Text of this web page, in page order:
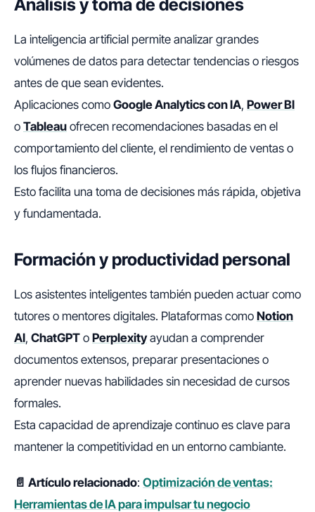
Análisis y toma de decisiones
La inteligencia artificial permite analizar grandes
volúmenes de datos para detectar tendencias o riesgos
antes de que sean evidentes.
Aplicaciones como Google Analytics con IA, Power BI
o Tableau ofrecen recomendaciones basadas en el
comportamiento del cliente, el rendimiento de ventas o
los flujos financieros.
Esto facilita una toma de decisiones más rápida, objetiva
y fundamentada.
Formación y productividad personal
Los asistentes inteligentes también pueden actuar como
tutores o mentores digitales. Plataformas como Notion
AI, ChatGPT o Perplexityayudan a comprender
documentos extensos, preparar presentaciones o
aprender nuevas habilidades sin necesidad de cursos
formales.
Esta capacidad de aprendizaje continuo es clave para
mantener la competitividad en un entorno cambiante.
📄 Artículo relacionado: Optimización de ventas:
Herramientas de IA para impulsar tu negocio